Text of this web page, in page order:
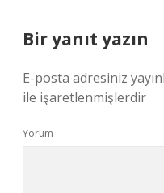
Bir yanıt yazın
E-posta adresiniz
ile işaretlenmişlerdir
Yorum